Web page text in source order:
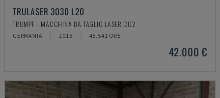
TRULASER 3030 L20
TRUMPF - MACCHINA DA TAGLIO LASER CO2
GERMANIA 2015 45.541 ORE
42.000 €